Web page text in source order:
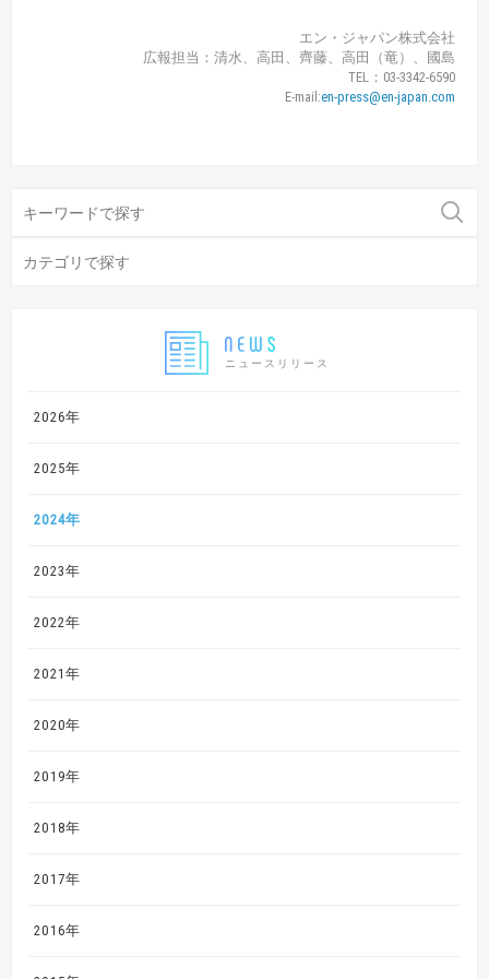
ニュースリリース
2026年
2025年
2024年
2023年
2022年
2021年
2020年
2019年
2018年
2017年
2016年
エン・ジャパン株式会社
広報担当：清水、高田、齊藤、高田（竜）、國島
TEL：03-3342-6590
E-mail:en-press@en-japan.com